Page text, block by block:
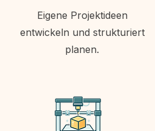
Eigene Projektideen
entwickeln und strukturiert
planen.